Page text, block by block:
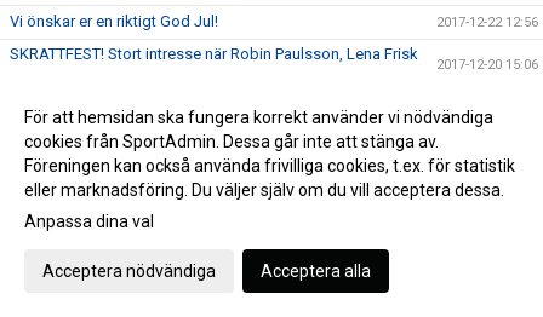
Vi önskar er en riktigt God Jul! 2017-12-22 12:56
SKRATTFEST! Stort intresse när Robin Paulsson, Lena Frisk
2017-12-20 15:06
Vinnare av Cykellotteriet 2017-12-19 14:36
Nu öppnar vi anmälan till HIBF Summer Camp 2018
ENDAST 100 SITTPLATSER KVAR! STORT TACK TILL VÅRA
SPONSORER!
2017-12-15 10:50
ENDAST 200 SITTPLATSER KVAR - SÄKRA DIN BILJETT NU!
SKRATTFEST! Robin Paulsson, Lena Frisk & MACK kommer
För att hemsidan ska fungera korrekt använder vi nödvändiga
cookies från SportAdmin. Dessa går inte att stänga av.
Föreningen kan också använda frivilliga cookies, t.ex. för statistik
eller marknadsföring. Du väljer själv om du vill acceptera dessa.
Anpassa dina val
Acceptera nödvändiga Acceptera alla